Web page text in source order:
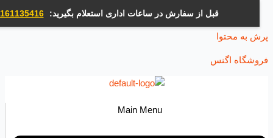
قبل از سفارش در ساعات اداری استعلام بگیرید: 09161135416
محتوا
اگنس
Main Menu